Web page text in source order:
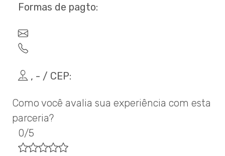
Formas de pagto:
, - / CEP:
Como você avalia sua experiência com esta
parceria?
0/5